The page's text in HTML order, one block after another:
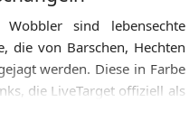
Wobbler sind lebensechte
die von Barschen, Hechten
werden. Diese in Farbe
die LiveTarget offiziell als
hohe akustische Wirkung